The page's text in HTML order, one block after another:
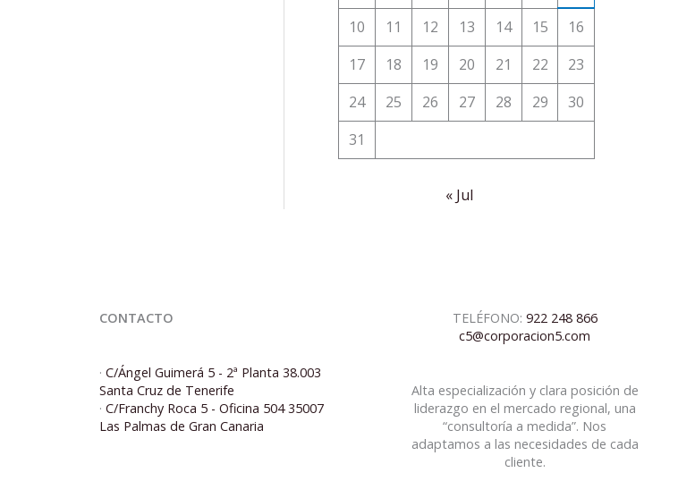
10
11 12 13 14 15
16
17
18 19 20 21 22
23
24
25 26 27 28 29
30
31
« Jul
CONTACTO
· C/Ángel Guimerá 5 - 2ª Planta 38.003
Santa Cruz de Tenerife
· C/Franchy Roca 5 - Oficina 504 35007
Las Palmas de Gran Canaria
TELÉFONO: 922 248 866
c5@corporacion5.com
Alta especialización y clara posición de
liderazgo en el mercado regional, una
“consultoría a medida”. Nos
adaptamos a las necesidades de cada
cliente.